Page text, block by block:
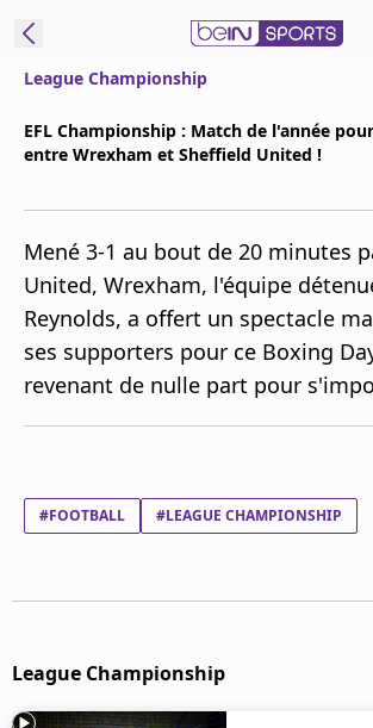
Replays
Podcasts
En Direct
Gérer les
Contactez nous
beINSPIRED
CGU
Protection des données
League Championship
EFL Championship : Match de l'année
entre Wrexham et Sheffield United !
Mené 3-1 au bout de 20 minutes
United, Wrexham, l'équipe
Reynolds, a offert un spectacle
ses supporters pour ce Boxing
revenant de nulle part pour
#FOOTBALL #LEAGUE CHAMPIONSHIP
League Championship